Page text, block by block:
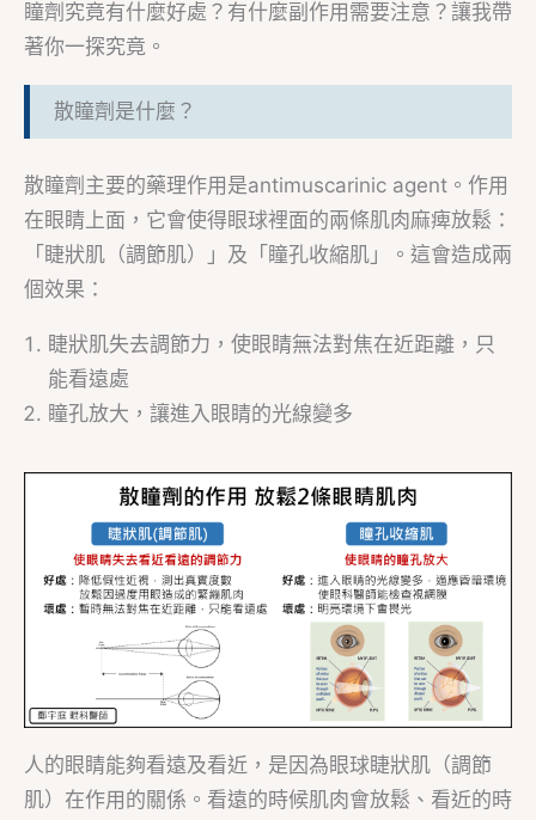
瞳劑究竟有什麼好處？有什麼副作用需要注意？讓我帶
著你一探究竟。
散瞳劑是什麼？
散瞳劑主要的藥理作用是antimuscarinic agent。作用
在眼睛上面，它會使得眼球裡面的兩條肌肉麻痺放鬆：
「睫狀肌（調節肌）」及「瞳孔收縮肌」。這會造成兩
個效果：
睫狀肌失去調節力，使眼睛無法對焦在近距離，只
能看遠處
瞳孔放大，讓進入眼睛的光線變多
人的眼睛能夠看遠及看近，是因為眼球睫狀肌（調節
肌）在作用的關係。看遠的時候肌肉會放鬆、看近的時